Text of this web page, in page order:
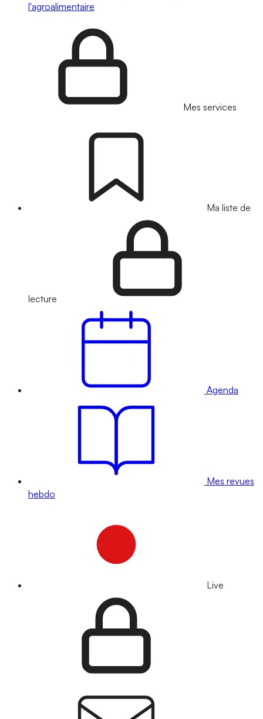
l'agroalimentaire
Mes services
Ma liste de
lecture
Agenda
Mes revues
hebdo
Live